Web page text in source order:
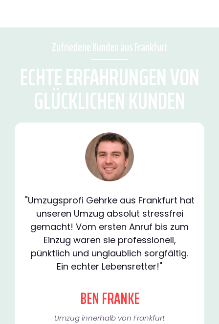
Zufriedene Kunden aus Frankfurt
ECHTE ERFAHRUNGEN VON
GLÜCKLICHEN KUNDEN
"Umzugsprofi Gehrke aus Frankfurt hat
unseren Umzug absolut stressfrei
gemacht! Vom ersten Anruf bis zum
Einzug waren sie professionell,
pünktlich und unglaublich sorgfältig.
Ein echter Lebensretter!"
BEN FRANKE
Umzug innerhalb von Frankfurt​